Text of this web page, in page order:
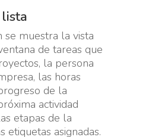
se muestra la vista
de tareas que
la persona
las horas
de la
actividad
etapas de la
etiquetas asignadas.